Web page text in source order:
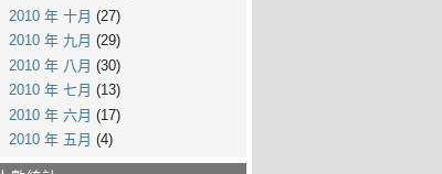
2010 年 十月 (27)
2010 年 九月 (29)
2010 年 八月 (30)
2010 年 七月 (13)
2010 年 六月 (17)
2010 年 五月 (4)